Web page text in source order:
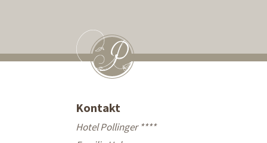
Kontakt
Hotel Pollinger ****